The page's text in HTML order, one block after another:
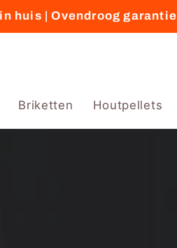
huis | Ovendroog garantie
Briketten Houtpellets